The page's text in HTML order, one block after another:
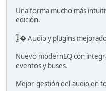
Una forma mucho más
edición.
🎚� Audio y plugins
Nuevo modernEQ con
eventos y buses.
Mejor gestión del audio en